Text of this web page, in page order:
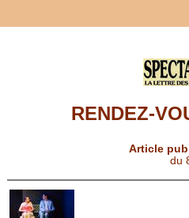
RENDEZ-
Article
du